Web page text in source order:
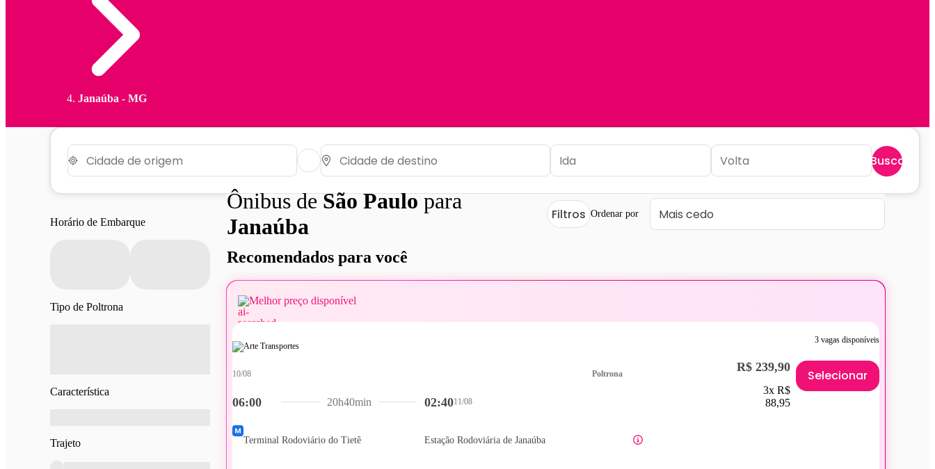
Janaúba - MG
Buscar
Horário de Embarque
Tipo de Poltrona
Característica
Trajeto
Ônibus deSão Paulopara
Janaúba
Filtros Ordenar por
Recomendados para você
Melhor preço disponível
3 vagas disponíveis
06:00
10/08
Terminal Rodoviário do Tietê
02:4011/08
Estação Rodoviária de Janaúba
20h40min
Poltrona R$ 239,90
3x R$
88,95
Selecionar